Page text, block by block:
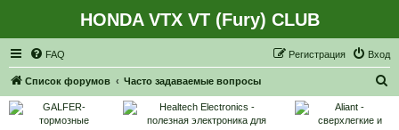
HONDA VTX VT (Fury) CLUB
FAQ Вход
Регистрация
Список форумов Часто задаваемые вопросы